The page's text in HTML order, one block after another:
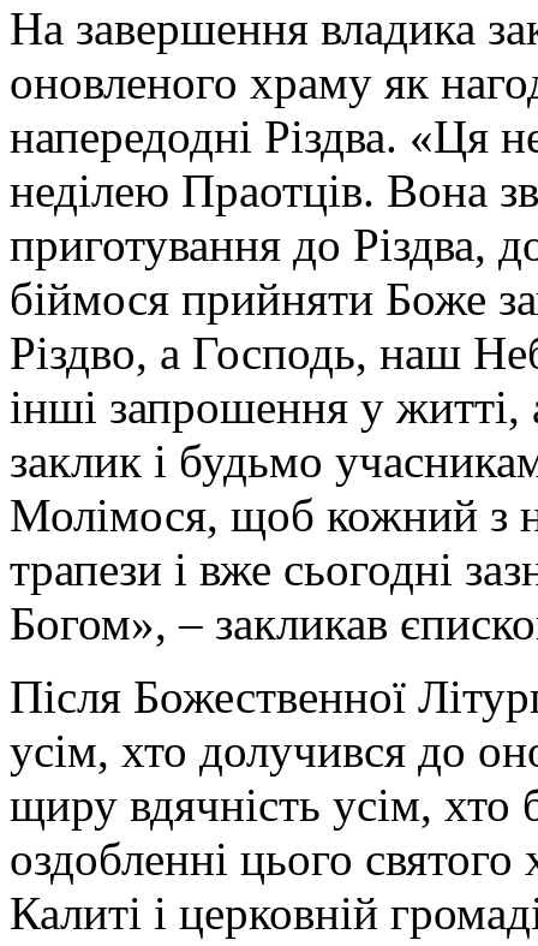
На завершення владика
оновленого храму як
напередодні Різдва. «Ця
неділею Праотців. Вона
приготування до Різдва,
біймося прийняти Боже
Різдво, а Господь, наш
інші запрошення у житті,
заклик і будьмо
Молімося, щоб кожний з
трапези і вже сьогодні
Богом», – закликав
Після Божественної
усім, хто долучився до
щиру вдячність усім, хто
оздобленні цього
Калиті і церковній